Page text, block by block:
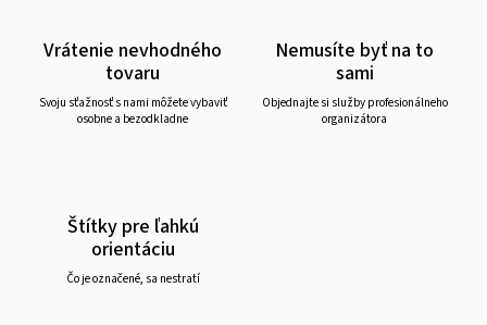
Vrátenie nevhodného
tovaru
Svoju sťažnosť s nami môžete vybaviť
osobne a bezodkladne
Nemusíte byť na to
sami
Objednajte si služby profesionálneho
organizátora
Štítky pre ľahkú
orientáciu
Čo je označené, sa nestratí